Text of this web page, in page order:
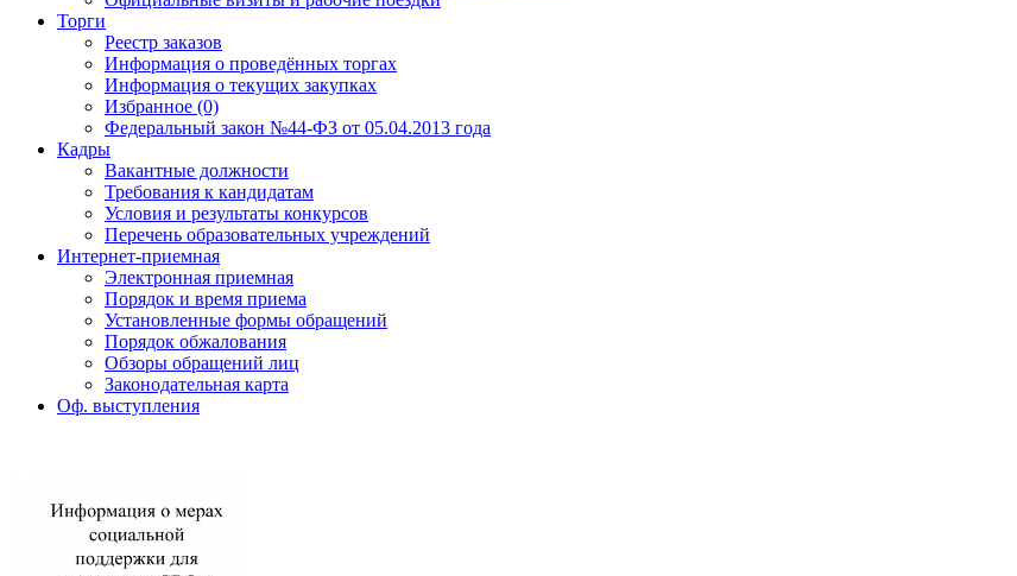
Торги
Реестр заказов
Информация о проведённых торгах
Информация о текущих закупках
Избранное (0)
Федеральный закон №44-ФЗ от 05.04.2013 года
Кадры
Вакантные должности
Требования к кандидатам
Условия и результаты конкурсов
Перечень образовательных учреждений
Интернет-приемная
Электронная приемная
Порядок и время приема
Установленные формы обращений
Порядок обжалования
Обзоры обращений лиц
Законодательная карта
Оф. выступления